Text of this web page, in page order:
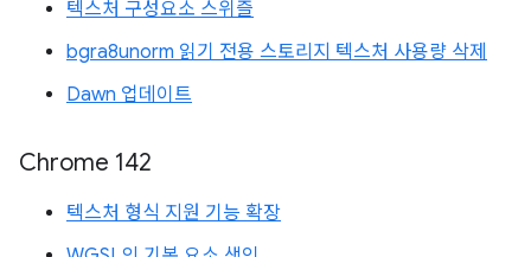
텍스처 구성요소 스위즐
bgra8unorm 읽기 전용 스토리지 텍스처 사용량 삭제
Dawn 업데이트
Chrome 142
텍스처 형식 지원 기능 확장